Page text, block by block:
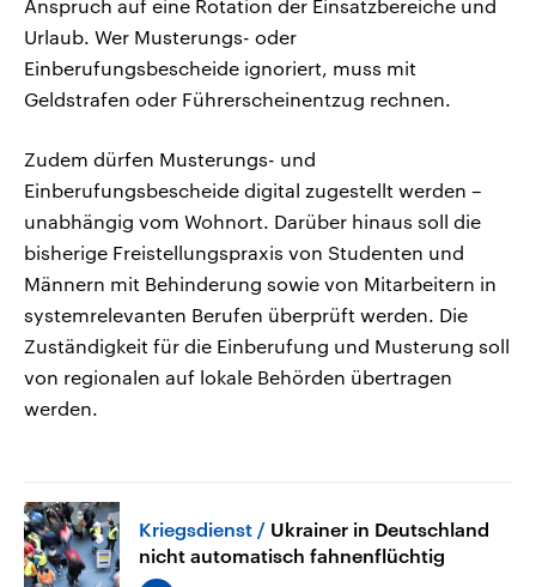
Anspruch auf eine Rotation der Einsatzbereiche und
Urlaub. Wer Musterungs- oder
Einberufungsbescheide ignoriert, muss mit
Geldstrafen oder Führerscheinentzug rechnen.
Zudem dürfen Musterungs- und
Einberufungsbescheide digital zugestellt werden –
unabhängig vom Wohnort. Darüber hinaus soll die
bisherige Freistellungspraxis von Studenten und
Männern mit Behinderung sowie von Mitarbeitern in
systemrelevanten Berufen überprüft werden. Die
Zuständigkeit für die Einberufung und Musterung soll
von regionalen auf lokale Behörden übertragen
werden.
Kriegsdienst
Ukrainer in Deutschland
nicht automatisch fahnenflüchtig